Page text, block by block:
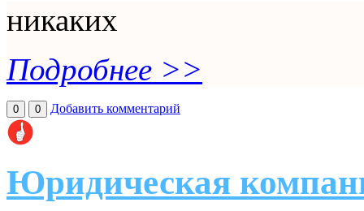
никаких
Подробнее >>
0 0 Добавить комментарий
Юридическая